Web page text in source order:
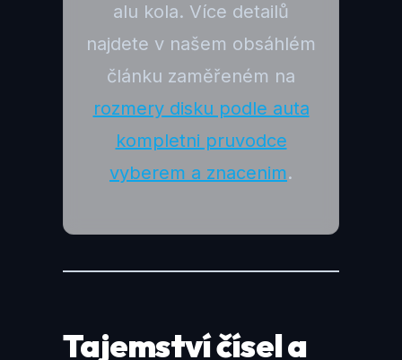
alu kola. Více detailů
najdete v našem obsáhlém
článku zaměřeném na
rozmery disku podle auta
kompletni pruvodce
vyberem a znacenim.
Tajemství čísel a